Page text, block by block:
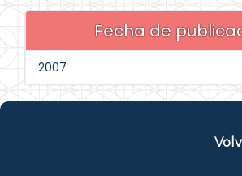
Fecha de
2007